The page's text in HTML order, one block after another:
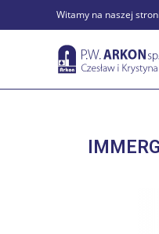
Witamy na naszej